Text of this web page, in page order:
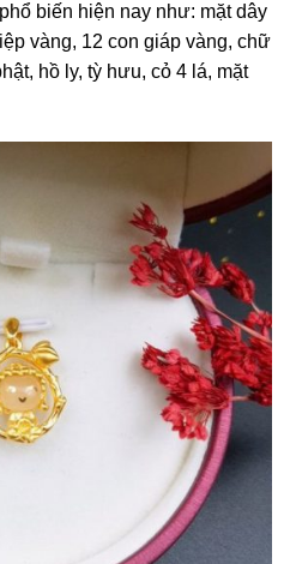
phổ biến hiện nay như: mặt dây
vàng, 12 con giáp vàng, chữ
hồ ly, tỳ hưu, cỏ 4 lá, mặt